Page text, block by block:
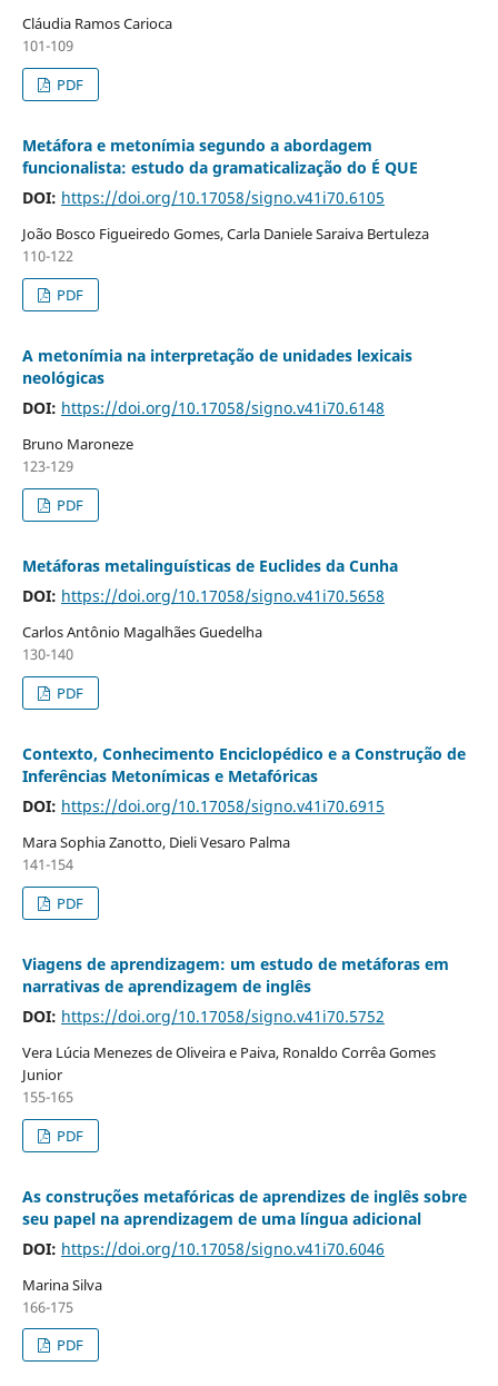
Cláudia Ramos Carioca
101-109
PDF
Metáfora e metonímia segundo a abordagem
funcionalista: estudo da gramaticalização do É QUE
DOI: https://doi.org/10.17058/signo.v41i70.6105
João Bosco Figueiredo Gomes, Carla Daniele Saraiva Bertuleza
110-122
PDF
A metonímia na interpretação de unidades lexicais
neológicas
DOI: https://doi.org/10.17058/signo.v41i70.6148
Bruno Maroneze
123-129
PDF
Metáforas metalinguísticas de Euclides da Cunha
DOI: https://doi.org/10.17058/signo.v41i70.5658
Carlos Antônio Magalhães Guedelha
130-140
PDF
Contexto, Conhecimento Enciclopédico e a Construção de
Inferências Metonímicas e Metafóricas
DOI: https://doi.org/10.17058/signo.v41i70.6915
Mara Sophia Zanotto, Dieli Vesaro Palma
141-154
PDF
Viagens de aprendizagem: um estudo de metáforas em
narrativas de aprendizagem de inglês
DOI: https://doi.org/10.17058/signo.v41i70.5752
Vera Lúcia Menezes de Oliveira e Paiva, Ronaldo Corrêa Gomes
Junior
155-165
PDF
As construções metafóricas de aprendizes de inglês sobre
seu papel na aprendizagem de uma língua adicional
DOI: https://doi.org/10.17058/signo.v41i70.6046
Marina Silva
166-175
PDF